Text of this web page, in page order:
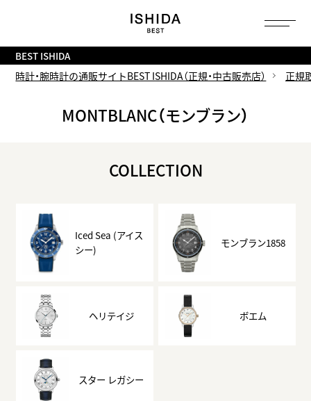
BEST ISHIDA
時計・腕時計の通販サイトBEST ISHIDA（正規・中古販売店）
正規
MONTBLANC（モンブラン）
COLLECTION
Iced Sea (アイス
シー)
モンブラン1858
ヘリテイジ ボエム
スター レガシー
へ